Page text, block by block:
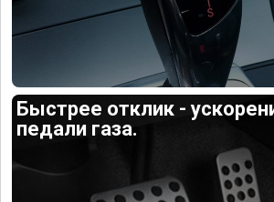
Быстрее отклик -
педали газа.